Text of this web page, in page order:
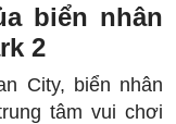
biển nhân
2
City, biển nhân
tâm vui chơi